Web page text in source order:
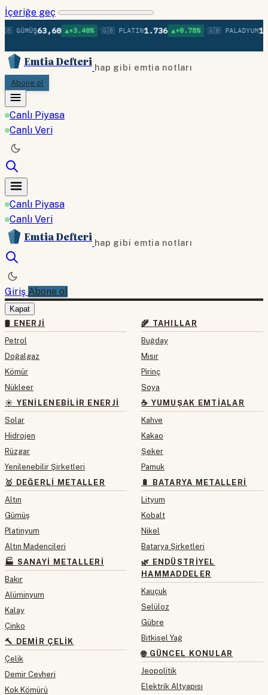
İçeriğe geç
GÜMÜŞ63,60 ▲+3.40% •🇬🇧 PLATIN1.736 ▲+0.78% •🇬🇧 PALADYUM
Emtia Defteri hap gibi emtia notları
Abone ol
Canlı Piyasa
Canlı Veri
Canlı Piyasa
Canlı Veri
Emtia Defteri hap gibi emtia notları
Giriş Abone ol
Kapat
🛢 ENERJI
Petrol
Doğalgaz
Kömür
Nükleer
☀️ YENILENEBILIR ENERJI
Solar
Hidrojen
Rüzgar
Yenilenebilir Şirketleri
🥇 DEĞERLI METALLER
Altın
Gümüş
Platinyum
Altın Madencileri
🏭 SANAYI METALLERI
Bakır
Alüminyum
Kalay
Çinko
🔨 DEMIR ÇELIK
Çelik
Demir Cevheri
Kok Kömürü
🌾 TAHILLAR
Buğday
Mısır
Pirinç
Soya
☕ YUMUŞAK EMTIALAR
Kahve
Kakao
Şeker
Pamuk
🔋 BATARYA METALLERI
Lityum
Kobalt
Nikel
Batarya Şirketleri
🌿 ENDÜSTRIYEL
HAMMADDELER
Kauçuk
Selüloz
Gübre
Bitkisel Yağ
🌐 GÜNCEL KONULAR
Jeopolitik
Elektrik Altyapısı